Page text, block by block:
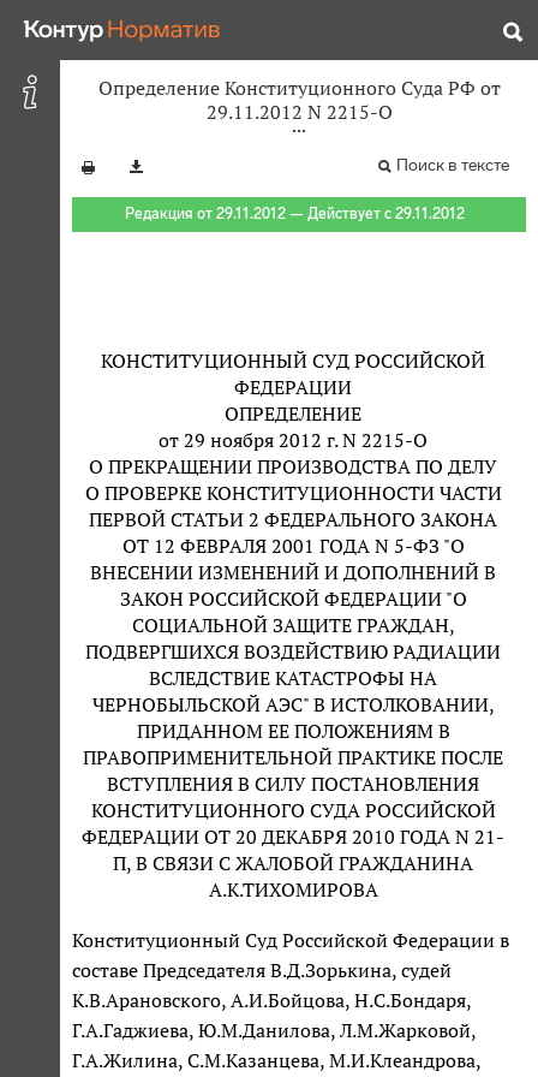
Определение Конституционного Суда РФ от
29.11.2012 N 2215-О
Поиск в тексте
Редакция от 29.11.2012 — Действует с 29.11.2012
КОНСТИТУЦИОННЫЙ СУД РОССИЙСКОЙ
ФЕДЕРАЦИИ
ОПРЕДЕЛЕНИЕ
от 29 ноября 2012 г. N 2215-О
О ПРЕКРАЩЕНИИ ПРОИЗВОДСТВА ПО ДЕЛУ
О ПРОВЕРКЕ КОНСТИТУЦИОННОСТИ ЧАСТИ
ПЕРВОЙ СТАТЬИ 2 ФЕДЕРАЛЬНОГО ЗАКОНА
ОТ 12 ФЕВРАЛЯ 2001 ГОДА N 5-ФЗ "О
ВНЕСЕНИИ ИЗМЕНЕНИЙ И ДОПОЛНЕНИЙ В
ЗАКОН РОССИЙСКОЙ ФЕДЕРАЦИИ "О
СОЦИАЛЬНОЙ ЗАЩИТЕ ГРАЖДАН,
ПОДВЕРГШИХСЯ ВОЗДЕЙСТВИЮ РАДИАЦИИ
ВСЛЕДСТВИЕ КАТАСТРОФЫ НА
ЧЕРНОБЫЛЬСКОЙ АЭС" В ИСТОЛКОВАНИИ,
ПРИДАННОМ ЕЕ ПОЛОЖЕНИЯМ В
ПРАВОПРИМЕНИТЕЛЬНОЙ ПРАКТИКЕ ПОСЛЕ
ВСТУПЛЕНИЯ В СИЛУ ПОСТАНОВЛЕНИЯ
КОНСТИТУЦИОННОГО СУДА РОССИЙСКОЙ
ФЕДЕРАЦИИ ОТ 20 ДЕКАБРЯ 2010 ГОДА N 21-
П, В СВЯЗИ С ЖАЛОБОЙ ГРАЖДАНИНА
А.К.ТИХОМИРОВА
Конституционный Суд Российской Федерации в
составе Председателя В.Д.Зорькина, судей
К.В.Арановского, А.И.Бойцова, Н.С.Бондаря,
Г.А.Гаджиева, Ю.М.Данилова, Л.М.Жарковой,
Г.А.Жилина, С.М.Казанцева, М.И.Клеандрова,